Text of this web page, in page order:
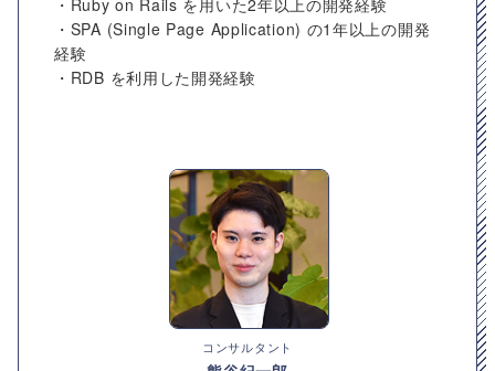
・Ruby on Rails を用いた2年以上の開発経験
・SPA (Single Page Application) の1年以上の開発
経験
・RDB を利用した開発経験
コンサルタント